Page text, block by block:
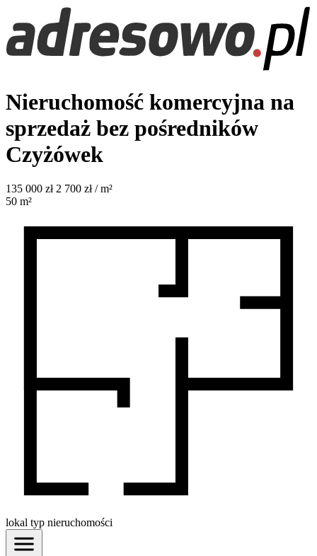
Nieruchomość komercyjna na
sprzedaż bez pośredników
Czyżówek
135 000 zł 2 700 zł / m²
50 m²
lokal typ nieruchomości